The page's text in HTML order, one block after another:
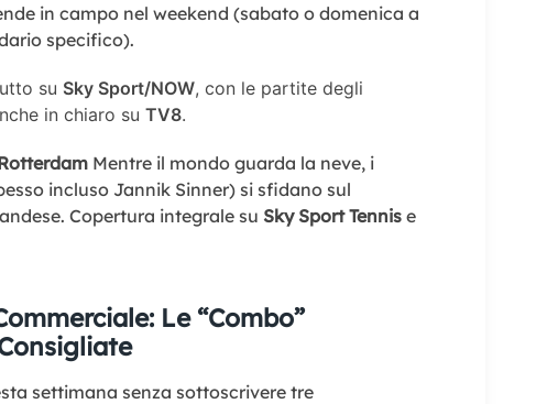
in campo nel weekend (sabato o domenica a
specifico).
su Sky Sport/NOW, con le partite degli
in chiaro su TV8.
Mentre il mondo guarda la neve, i
incluso Jannik Sinner) si sfidano sul
Copertura integrale su Sky Sport Tennis e
Le “Combo”
settimana senza sottoscrivere tre